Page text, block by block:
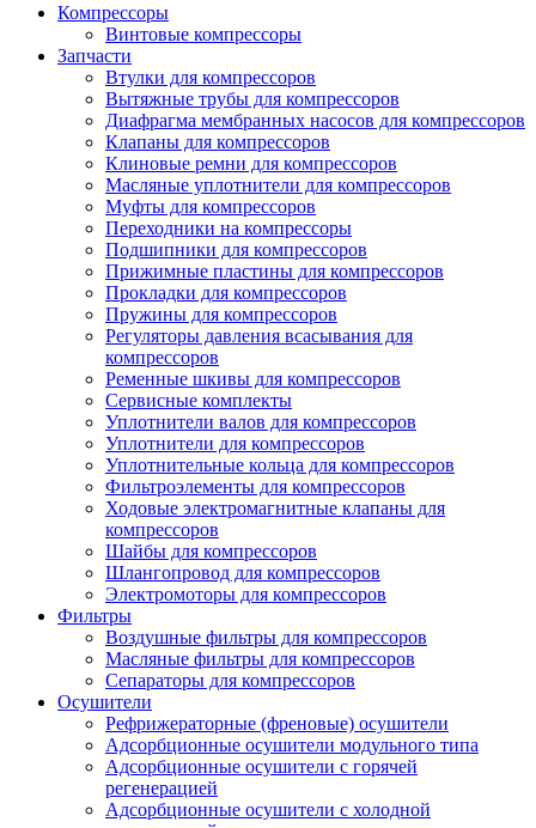
Компрессоры
Винтовые компрессоры
Запчасти
Втулки для компрессоров
Вытяжные трубы для компрессоров
Диафрагма мембранных насосов для компрессоров
Клапаны для компрессоров
Клиновые ремни для компрессоров
Масляные уплотнители для компрессоров
Муфты для компрессоров
Переходники на компрессоры
Подшипники для компрессоров
Прижимные пластины для компрессоров
Прокладки для компрессоров
Пружины для компрессоров
Регуляторы давления всасывания для
компрессоров
Ременные шкивы для компрессоров
Сервисные комплекты
Уплотнители валов для компрессоров
Уплотнители для компрессоров
Уплотнительные кольца для компрессоров
Фильтроэлементы для компрессоров
Ходовые электромагнитные клапаны для
компрессоров
Шайбы для компрессоров
Шлангопровод для компрессоров
Электромоторы для компрессоров
Фильтры
Воздушные фильтры для компрессоров
Масляные фильтры для компрессоров
Сепараторы для компрессоров
Осушители
Рефрижераторные (френовые) осушители
Адсорбционные осушители модульного типа
Адсорбционные осушители с горячей
регенерацией
Адсорбционные осушители с холодной